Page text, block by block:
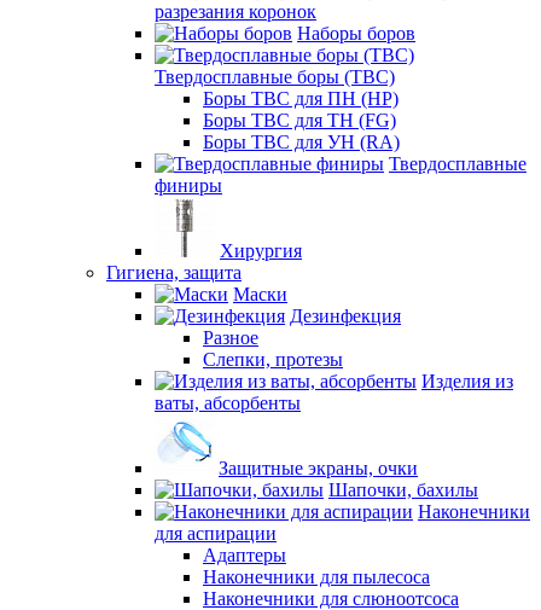
разрезания коронок
Наборы боров
Твердосплавные боры (ТВС)
Боры ТВС для ПН (HP)
Боры ТВС для ТН (FG)
Боры ТВС для УН (RA)
Твердосплавные
финиры
Хирургия
Гигиена, защита
Маски
Дезинфекция
Разное
Слепки, протезы
Изделия из
ваты, абсорбенты
Защитные экраны, очки
Шапочки, бахилы
Наконечники
для аспирации
Адаптеры
Наконечники для пылесоса
Наконечники для слюноотсоса